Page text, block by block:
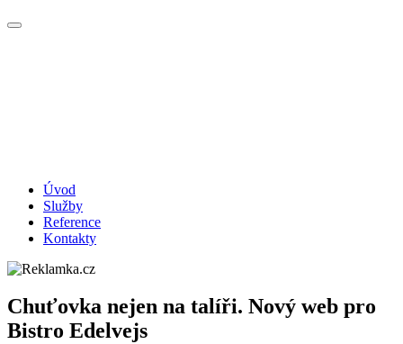
Úvod
Služby
Reference
Kontakty
Chuťovka nejen na talíři. Nový web pro
Bistro Edelvejs